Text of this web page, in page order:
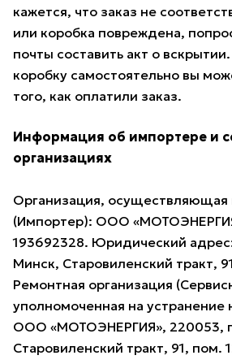
кажется, что заказ не
или коробка повреждена,
почты составить акт о
коробку самостоятельно вы
того, как оплатили заказ.
Информация об импортере и
организациях
Организация, осуществляющая
(Импортер): ООО
193692328. Юридический
Минск, Старовиленский тракт,
Ремонтная организация
уполномоченная на устранение
ООО «МОТОЭНЕРГИЯ», 220053,
Старовиленский тракт, 91, пом.